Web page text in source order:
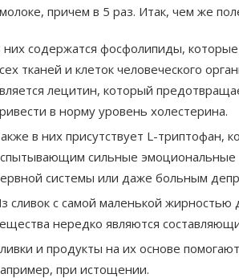
причем в 5 раз. Итак, чем же
них содержатся фосфолипиды,
тканей и клеток человеческого
лецитин, который
в норму уровень холестерина.
в них присутствует L-триптофан,
сильные эмоциональные
системы или даже больным
сливок с самой маленькой
нередко являются
и продукты на их основе
при истощении.